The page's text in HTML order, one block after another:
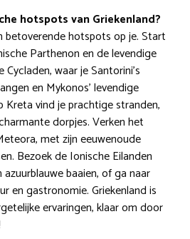
hotspots van Griekenland?
betoverende hotspots op je. Start
Parthenon en de levendige
waar je Santorini’s
en Mykonos’ levendige
vind je prachtige stranden,
dorpjes. Verken het
met zijn eeuwenoude
Bezoek de Ionische Eilanden
baaien, of ga naar
en gastronomie. Griekenland is
ervaringen, klaar om door